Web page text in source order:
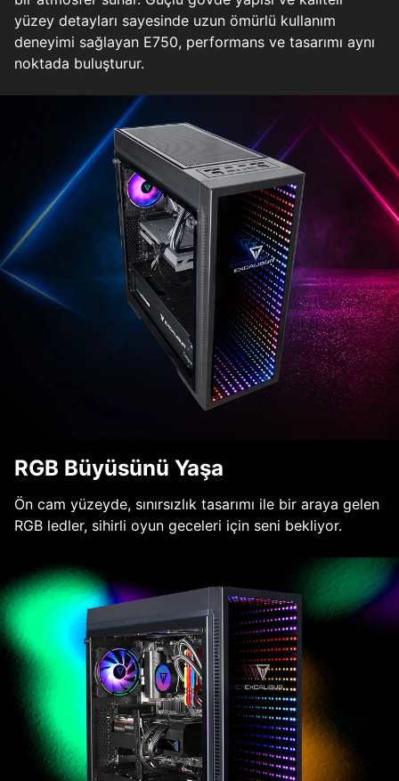
yüzey detayları sayesinde uzun ömürlü kullanım
deneyimi sağlayan E750, performans ve tasarımı aynı
noktada buluşturur.
RGB Büyüsünü Yaşa
Ön cam yüzeyde, sınırsızlık tasarımı ile bir araya gelen
RGB ledler, sihirli oyun geceleri için seni bekliyor.